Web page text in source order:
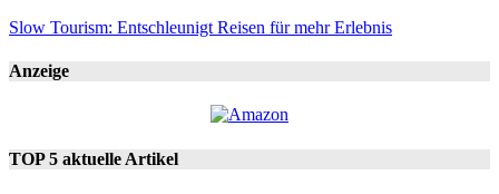
Slow Tourism: Entschleunigt Reisen für mehr Erlebnis
Anzeige
TOP 5 aktuelle Artikel